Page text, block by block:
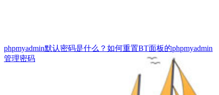
phpmyadmin默认密码是什么？如何重置BT面板的phpmyadmin
管理密码